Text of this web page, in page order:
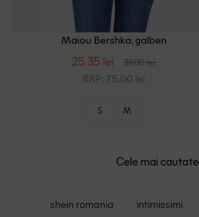
Maiou Bershka, galben
25.35 lei 39.00 lei
RRP: 75.00 lei
S M
Cele mai cautate
shein romania intimissimi